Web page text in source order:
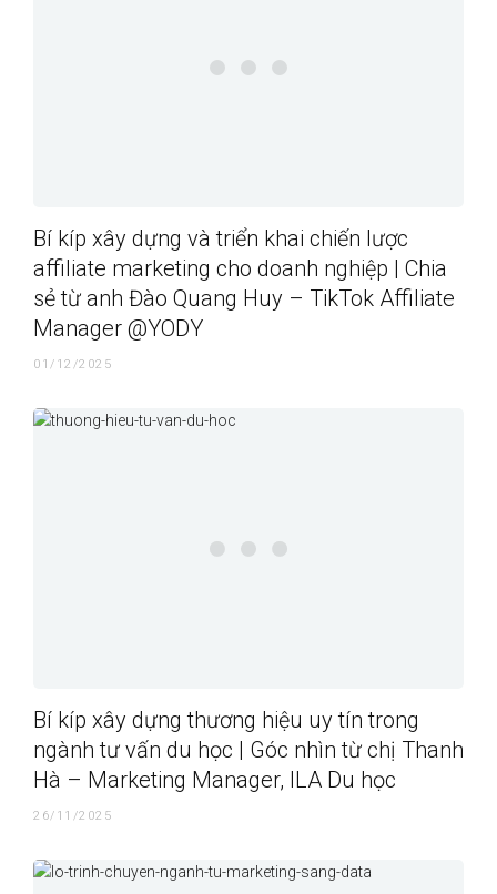
Bí kíp xây dựng và triển khai chiến lược
affiliate marketing cho doanh nghiệp | Chia
sẻ từ anh Đào Quang Huy – TikTok Affiliate
Manager @YODY
01/12/2025
Bí kíp xây dựng thương hiệu uy tín trong
ngành tư vấn du học | Góc nhìn từ chị Thanh
Hà – Marketing Manager, ILA Du học
26/11/2025